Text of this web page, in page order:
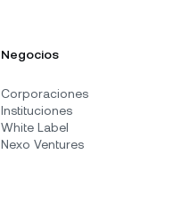
Negocios
Corporaciones
Instituciones
White Label
Nexo Ventures